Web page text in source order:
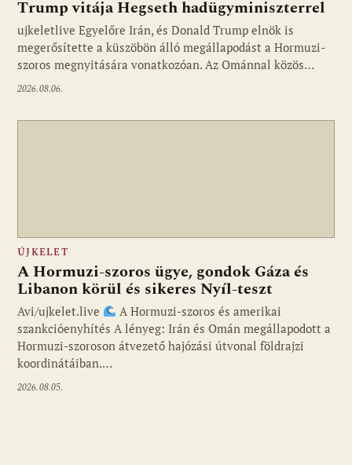
Fotó: ujkelet.live
Trump vitája Hegseth hadügyminiszterrel
ujkeletlive Egyelőre Irán, és Donald Trump elnök is
megerősítette a küszöbön álló megállapodást a Hormuzi-
szoros megnyitására vonatkozóan. Az Ománnal közös…
2026.08.06.
ÚJKELET
A Hormuzi-szoros ügye, gondok Gáza és
Libanon körül és sikeres Nyíl-teszt
Avi/ujkelet.live
A Hormuzi-szoros és amerikai
szankcióenyhítés A lényeg: Irán és Omán megállapodott a
Hormuzi-szoroson átvezető hajózási útvonal földrajzi
koordinátáiban.…
2026.08.05.